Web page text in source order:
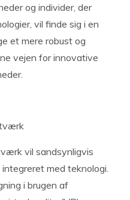
og individer, der
vil finde sig i en
et mere robust og
vejen for innovative
vil sandsynligvis
med teknologi.
i brugen af